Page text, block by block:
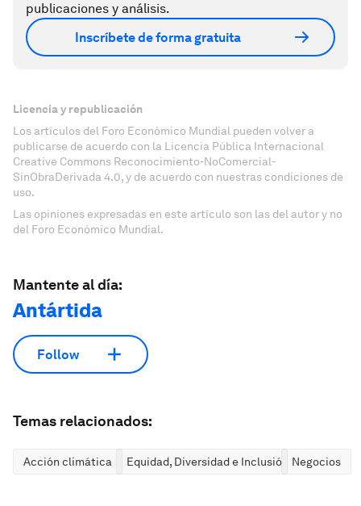
publicaciones y análisis.
Inscríbete de forma gratuita
Licencia y republicación
Los artículos del Foro Económico Mundial pueden volver a
publicarse de acuerdo con la Licencia Pública Internacional
Creative Commons Reconocimiento-NoComercial-
SinObraDerivada 4.0, y de acuerdo con nuestras condiciones de
uso.
Las opiniones expresadas en este artículo son las del autor y no
del Foro Económico Mundial.
Mantente al día:
Antártida
Follow
Temas relacionados:
Acción climática Equidad, Diversidad e Inclusión Negocios